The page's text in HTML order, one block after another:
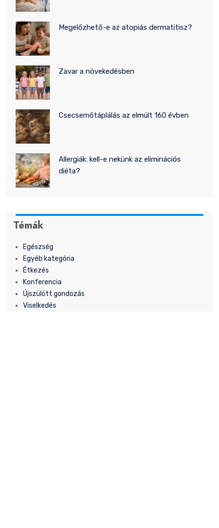
Megelőzhető-e az atopiás dermatitisz?
Zavar a növekedésben
Csecsemőtáplálás az elmúlt 160 évben
Allergiák: kell-e nekünk az eliminációs
diéta?
Témák
Egészség
Egyéb kategória
Étkezés
Konferencia
Újszülött gondozás
Viselkedés